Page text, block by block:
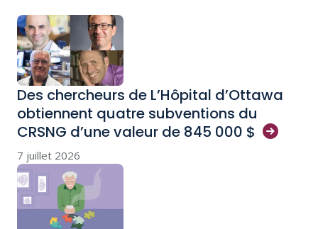
Des chercheurs de L’Hôpital d’Ottawa
obtiennent quatre subventions du
CRSNG d’une valeur de 845 000 $
7 juillet 2026